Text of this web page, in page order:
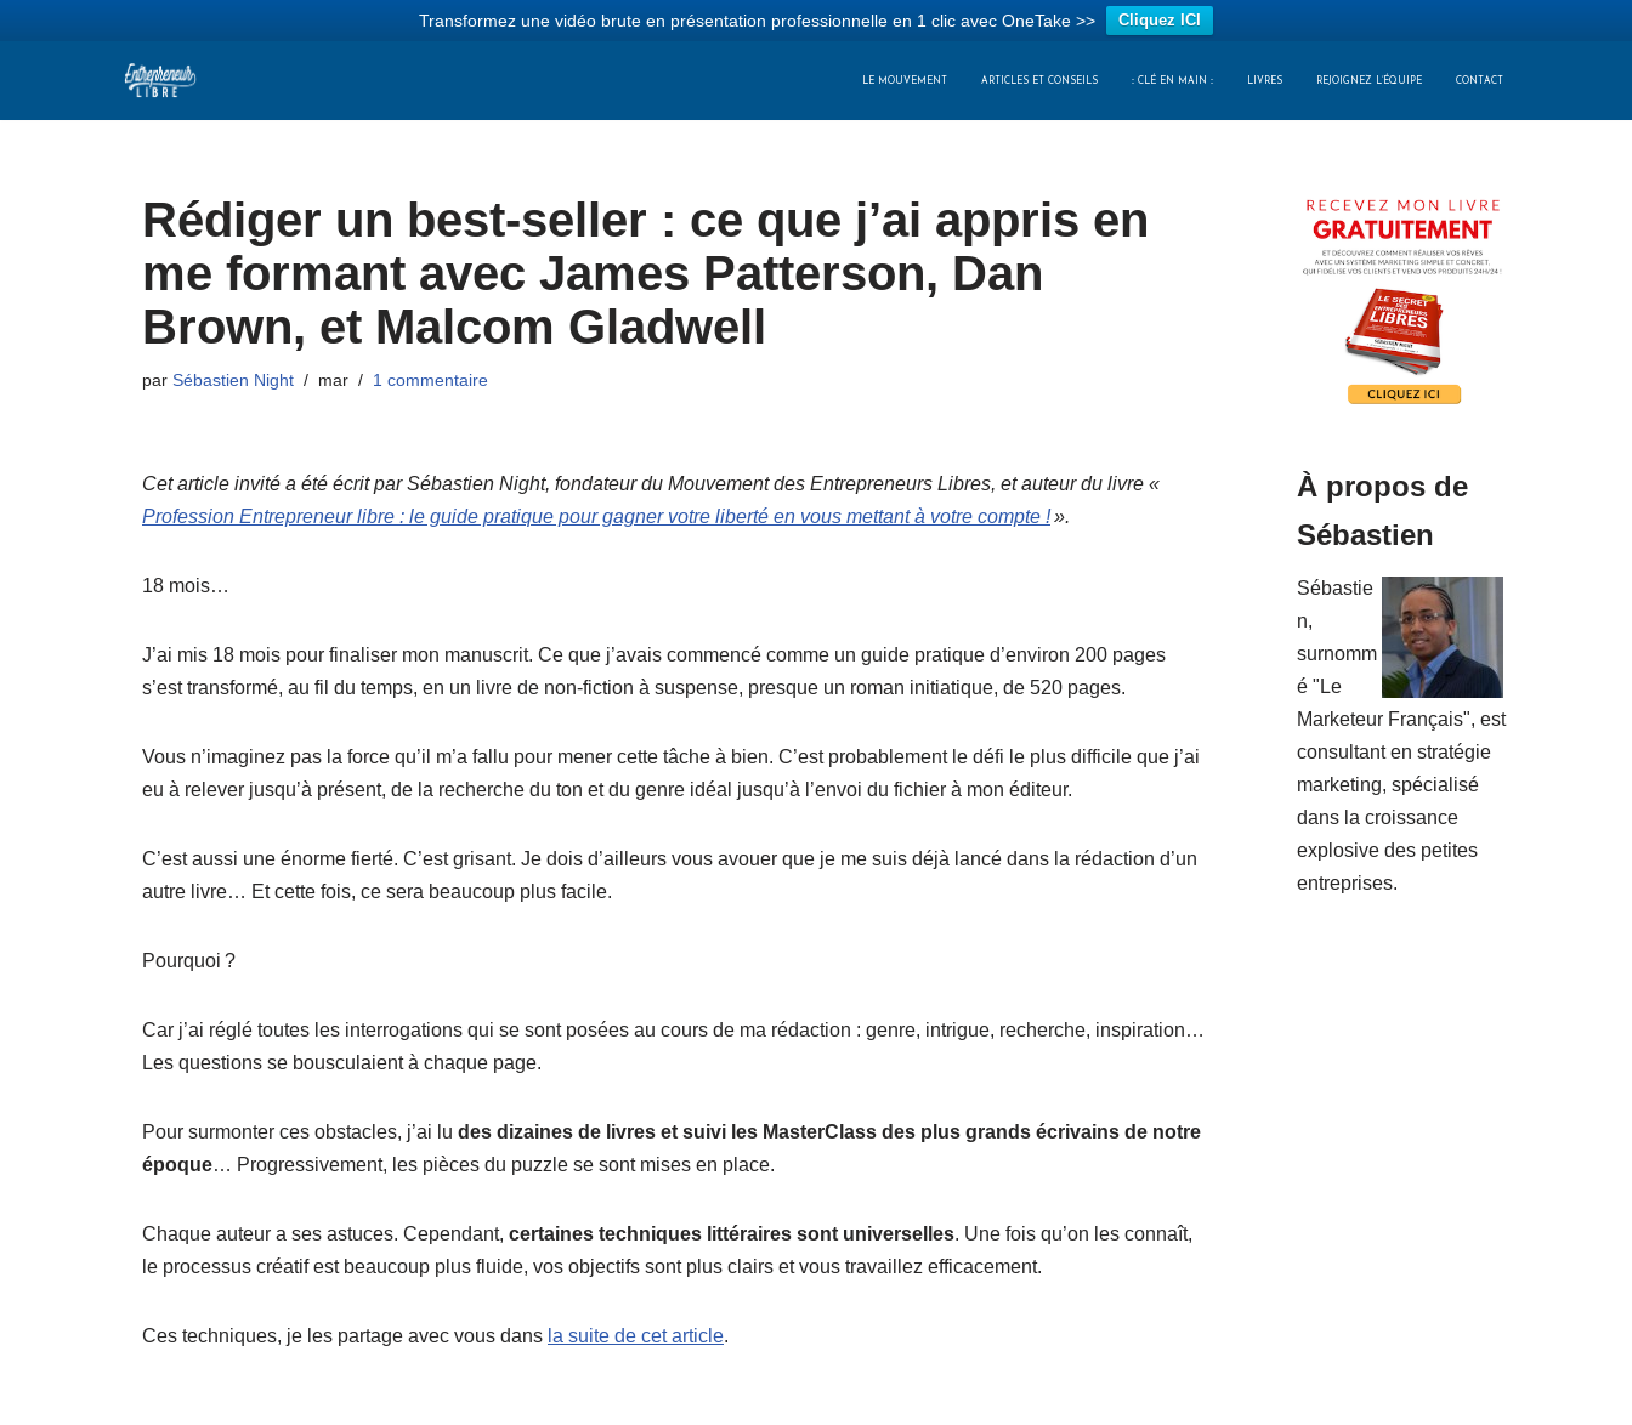
Transformez une vidéo brute en présentation professionnelle en 1 clic avec OneTake >> Cliquez ICI
LE MOUVEMENT ARTICLES ET CONSEILS :: CLÉ EN MAIN :: LIVRES REJOIGNEZ L’ÉQUIPE CONTACT
Rédiger un best-seller : ce que j’ai appris en
me formant avec James Patterson, Dan
Brown, et Malcom Gladwell
par Sébastien Night mar 1 commentaire
Cet article invité a été écrit par Sébastien Night, fondateur du Mouvement des Entrepreneurs Libres, et auteur du livre «
Profession Entrepreneur libre : le guide pratique pour gagner votre liberté en vous mettant à votre compte !».
18 mois…
J’ai mis 18 mois pour finaliser mon manuscrit. Ce que j’avais commencé comme un guide pratique d’environ 200 pages
s’est transformé, au fil du temps, en un livre de non-fiction à suspense, presque un roman initiatique, de 520 pages.
Vous n’imaginez pas la force qu’il m’a fallu pour mener cette tâche à bien. C’est probablement le défi le plus difficile que j’ai
eu à relever jusqu’à présent, de la recherche du ton et du genre idéal jusqu’à l’envoi du fichier à mon éditeur.
C’est aussi une énorme fierté. C’est grisant. Je dois d’ailleurs vous avouer que je me suis déjà lancé dans la rédaction d’un
autre livre… Et cette fois, ce sera beaucoup plus facile.
Pourquoi ?
Car j’ai réglé toutes les interrogations qui se sont posées au cours de ma rédaction : genre, intrigue, recherche, inspiration…
Les questions se bousculaient à chaque page.
Pour surmonter ces obstacles, j’ai lu des dizaines de livres et suivi les MasterClass des plus grands écrivains de notre
époque… Progressivement, les pièces du puzzle se sont mises en place.
Chaque auteur a ses astuces. Cependant, certaines techniques littéraires sont universelles. Une fois qu’on les connaît,
le processus créatif est beaucoup plus fluide, vos objectifs sont plus clairs et vous travaillez efficacement.
Ces techniques, je les partage avec vous dans la suite de cet article.
À propos de
Sébastien
Sébastie
n,
surnomm
é "Le
Marketeur Français", est
consultant en stratégie
marketing, spécialisé
dans la croissance
explosive des petites
entreprises.